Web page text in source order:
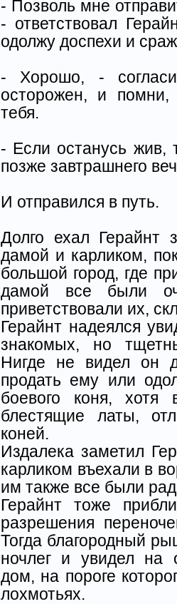
- Позволь мне
- ответствовал
одолжу доспехи и
- Хорошо, -
осторожен, и помни,
тебя.
- Если останусь жив,
позже завтрашнего
И отправился в путь.
Долго ехал Герайнт
дамой и карликом,
большой город, где
дамой все были
приветствовали их,
Герайнт надеялся
знакомых, но
Нигде не видел он
продать ему или
боевого коня,
блестящие латы,
коней.
Издалека заметил
карликом въехали в
им также все были
Герайнт тоже
разрешения
Тогда благородный
ночлег и увидел на
дом, на пороге
лохмотьях.